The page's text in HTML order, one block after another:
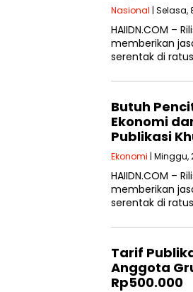
Nasional | Selasa,
HAIIDN.COM –
memberikan
serentak di
Butuh
Ekonomi
Publikasi
Ekonomi | Minggu,
HAIIDN.COM –
memberikan
serentak di
Tarif
Anggota
Rp500.000